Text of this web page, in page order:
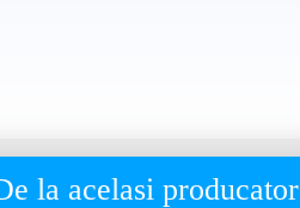
la acelasi producator